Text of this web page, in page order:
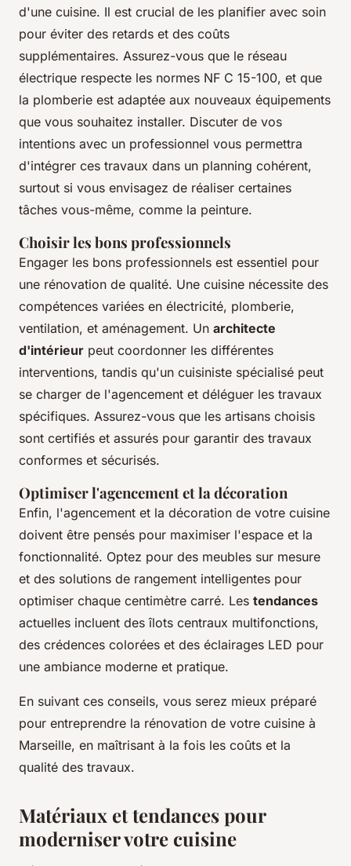
d'une cuisine. Il est crucial de les planifier avec soin
pour éviter des retards et des coûts
supplémentaires. Assurez-vous que le réseau
électrique respecte les normes NF C 15-100, et que
la plomberie est adaptée aux nouveaux équipements
que vous souhaitez installer. Discuter de vos
intentions avec un professionnel vous permettra
d'intégrer ces travaux dans un planning cohérent,
surtout si vous envisagez de réaliser certaines
tâches vous-même, comme la peinture.
Choisir les bons professionnels
Engager les bons professionnels est essentiel pour
une rénovation de qualité. Une cuisine nécessite des
compétences variées en électricité, plomberie,
ventilation, et aménagement. Un architecte
d'intérieur peut coordonner les différentes
interventions, tandis qu'un cuisiniste spécialisé peut
se charger de l'agencement et déléguer les travaux
spécifiques. Assurez-vous que les artisans choisis
sont certifiés et assurés pour garantir des travaux
conformes et sécurisés.
Optimiser l'agencement et la décoration
Enfin, l'agencement et la décoration de votre cuisine
doivent être pensés pour maximiser l'espace et la
fonctionnalité. Optez pour des meubles sur mesure
et des solutions de rangement intelligentes pour
optimiser chaque centimètre carré. Les tendances
actuelles incluent des îlots centraux multifonctions,
des crédences colorées et des éclairages LED pour
une ambiance moderne et pratique.
En suivant ces conseils, vous serez mieux préparé
pour entreprendre la rénovation de votre cuisine à
Marseille, en maîtrisant à la fois les coûts et la
qualité des travaux.
Matériaux et tendances pour
moderniser votre cuisine